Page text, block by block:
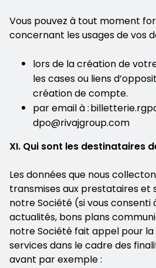
Vous pouvez à tout moment
concernant les usages de vos
lors de la création de
les cases ou liens
création de compte.
par email à :
dpo@rivajgroup.com
XI. Qui sont les destinataires
Les données que nous
transmises aux prestataires et
notre Société (si vous consenti
actualités, bons plans
notre Société fait appel pour la
services dans le cadre des
avant par exemple :